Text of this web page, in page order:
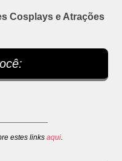
Cosplays e Atrações
estes links aqui.